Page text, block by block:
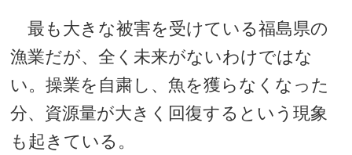
最も大きな被害を受けている福島県の
漁業だが、全く未来がないわけではな
い。操業を自粛し、魚を獲らなくなった
分、資源量が大きく回復するという現象
も起きている。